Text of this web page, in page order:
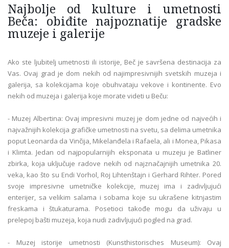
Najbolje od kulture i umetnosti
Beča: obiđite najpoznatije gradske
muzeje i galerije
Ako ste ljubitelj umetnosti ili istorije, Beč je savršena destinacija za
Vas. Ovaj grad je dom nekih od najimpresivnijih svetskih muzeja i
galerija, sa kolekcijama koje obuhvataju vekove i kontinente. Evo
nekih od muzeja i galerija koje morate videti u Beču:
- Muzej Albertina: Ovaj impresivni muzej je dom jedne od najvećih i
najvažnijih kolekcija grafičke umetnosti na svetu, sa delima umetnika
poput Leonarda da Vinčija, Mikelanđela i Rafaela, ali i Monea, Pikasa
i Klimta. Jedan od najpopularnijih eksponata u muzeju je Batliner
zbirka, koja uključuje radove nekih od najznačajnijih umetnika 20.
veka, kao što su Endi Vorhol, Roj Lihtenštajn i Gerhard Rihter. Pored
svoje impresivne umetničke kolekcije, muzej ima i zadivljujući
enterijer, sa velikim salama i sobama koje su ukrašene kitnjastim
freskama i štukaturama. Posetioci takođe mogu da uživaju u
prelepoj bašti muzeja, koja nudi zadivljujući pogled na grad.
- Muzej istorije umetnosti (Kunsthistorisches Museum): Ovaj